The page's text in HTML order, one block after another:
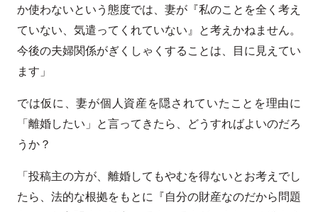
か使わないという態度では、妻が『私のことを全く考え
ていない、気遣ってくれていない』と考えかねません。
今後の夫婦関係がぎくしゃくすることは、目に見えてい
ます」
では仮に、妻が個人資産を隠されていたことを理由に
「離婚したい」と言ってきたら、どうすればよいのだろ
うか？
「投稿主の方が、離婚してもやむを得ないとお考えでし
たら、法的な根拠をもとに『自分の財産なのだから問題